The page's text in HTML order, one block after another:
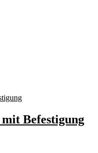
Befestigung